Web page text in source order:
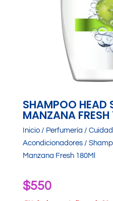
SHAMPOO HEAD
MANZANA FRESH
Inicio/ Perfumería /
Acondicionadores/
Manzana Fresh 180Ml
$550